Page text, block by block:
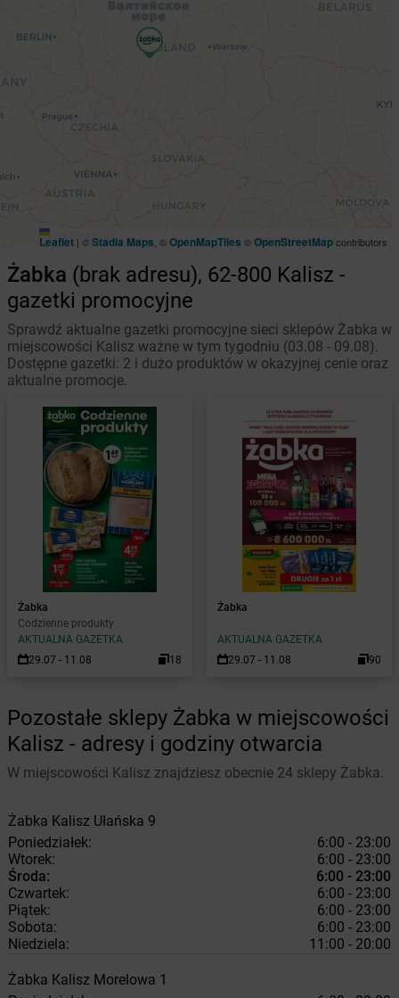
Leaflet | ©Stadia Maps , ©OpenMapTiles ©OpenStreetMapcontributors
Żabka (brak adresu), 62-800 Kalisz -
gazetki promocyjne
Sprawdź aktualne gazetki promocyjne sieci sklepów Żabka w
miejscowości Kalisz ważne w tym tygodniu (03.08 - 09.08).
Dostępne gazetki: 2 i dużo produktów w okazyjnej cenie oraz
aktualne promocje.
Żabka
Codzienne produkty
AKTUALNA GAZETKA
29.07 - 11.08
18
Żabka
AKTUALNA GAZETKA
29.07 - 11.08
90
Pozostałe sklepy Żabka w miejscowości
Kalisz - adresy i godziny otwarcia
W miejscowości Kalisz znajdziesz obecnie 24 sklepy Żabka.
Żabka Kalisz Ułańska 9
Poniedziałek:
6:00 - 23:00
Wtorek:
6:00 - 23:00
Środa:
6:00 - 23:00
Czwartek:
6:00 - 23:00
Piątek:
6:00 - 23:00
Sobota:
6:00 - 23:00
Niedziela:
11:00 - 20:00
Żabka Kalisz Morelowa 1